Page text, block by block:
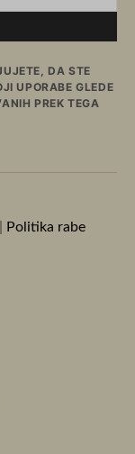
DA STE
UPORABE GLEDE
PREK TEGA
Politika rabe